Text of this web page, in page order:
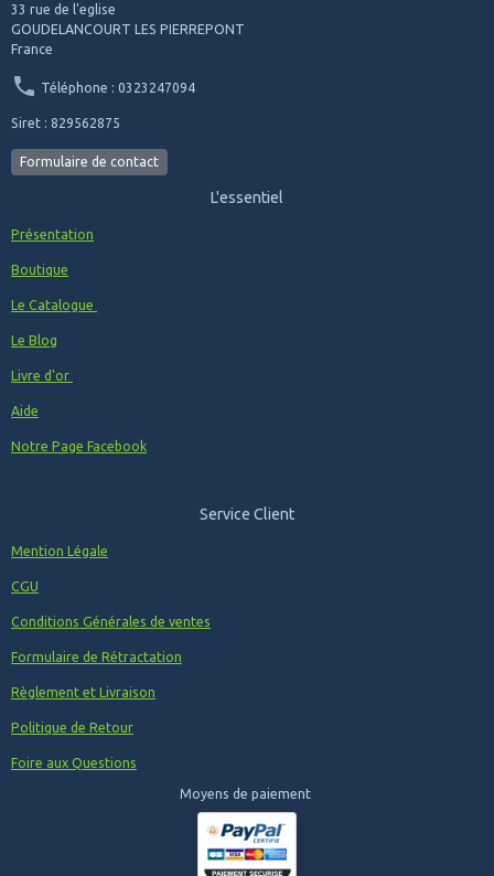
33 rue de l'eglise
GOUDELANCOURT LES PIERREPONT
France
Téléphone : 0323247094
Siret : 829562875
Formulaire de contact
L'essentiel
Présentation
Boutique
Le Catalogue
Le Blog
Livre d'or
Aide
Notre Page Facebook
Service Client
Mention Légale
CGU
Conditions Générales de ventes
Formulaire de Rétractation
Règlement et Livraison
Politique de Retour
Foire aux Questions
Moyens de paiement